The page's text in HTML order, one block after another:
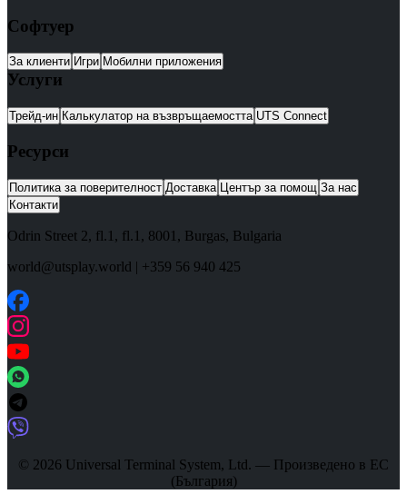
Софтуер
За клиенти Игри Мобилни приложения
Услуги
Трейд-ин Калькулатор на възвръщаемостта UTS Connect
Ресурси
Политика за поверителност Доставка Център за помощ За нас
Контакти
Odrin Street 2, fl.1 , fl.1, 8001 , Burgas, Bulgaria
world@utsplay.world | +359 56 940 425
© 2026 Universal Terminal System, Ltd. — Произведено в ЕС
(България)